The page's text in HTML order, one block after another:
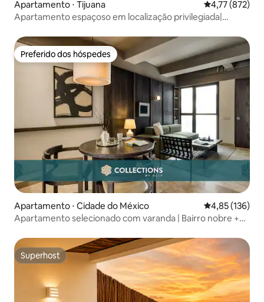
Apartamento ⋅ Tijuana 4,77 de uma
4,77 (872)
Apartamento espaçoso em localização privilegiada|
Preferido dos hóspedes
Preferido dos hóspedes
Apartamento ⋅ Cidade do México 4,85 de uma
4,85 (136)
Apartamento selecionado com varanda | Bairro nobre +
Superhost
Superhost